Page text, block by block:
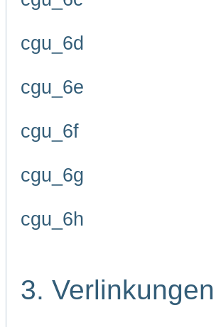
cgu_6d
cgu_6e
cgu_6f
cgu_6g
cgu_6h
3.